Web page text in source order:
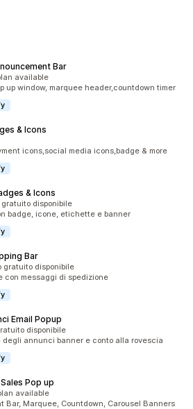
Bar
available
up window, marquee header,countdown timer
& Icons
icons,social media icons,badge & more
& Icons
gratuito disponibile
badge, icone, etichette e banner
Bar
gratuito disponibile
con messaggi di spedizione
Email Popup
disponibile
degli annunci banner e conto alla rovescia
Pop up
available
Bar, Marquee, Countdown, Carousel Banners